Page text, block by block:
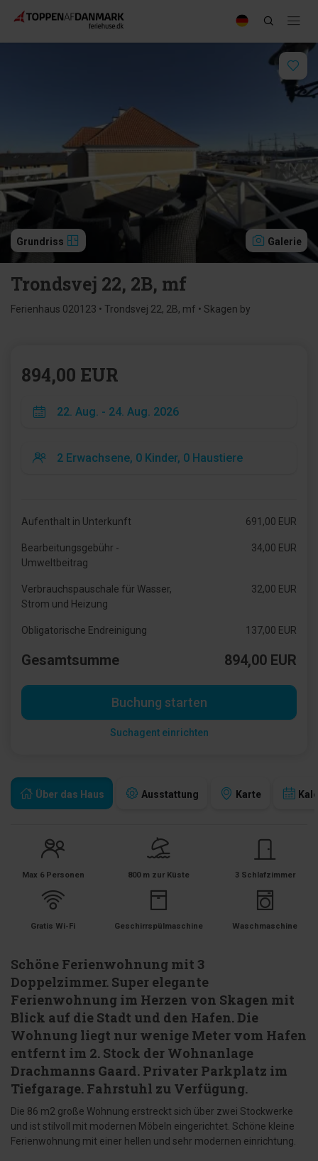
Grundriss Galerie
Trondsvej 22, 2B, mf
Ferienhaus 020123 • Trondsvej 22, 2B, mf • Skagen by
Über das Haus Ausstattung Karte
Max 6 Personen 800 m zur Küste 3 Schlafzimmer
Gratis Wi-Fi Geschirrspülmaschine Waschmaschine
Schöne Ferienwohnung mit 3
Doppelzimmer. Super elegante
Ferienwohnung im Herzen von Skagen mit
Blick auf die Stadt und den Hafen. Die
Wohnung liegt nur wenige Meter vom Hafen
entfernt im 2. Stock der Wohnanlage
Drachmanns Gaard. Privater Parkplatz im
Tiefgarage. Fahrstuhl zu Verfügung.
Die 86 m2 große Wohnung erstreckt sich über zwei Stockwerke
und ist stilvoll mit modernen Möbeln eingerichtet. Schöne kleine
Ferienwohnung mit einer hellen und sehr modernen einrichtung.
894,00 EUR
Aufenthalt in Unterkunft 691,00 EUR
Bearbeitungsgebühr -
Umweltbeitrag
34,00 EUR
Verbrauchspauschale für Wasser,
Strom und Heizung
32,00 EUR
Obligatorische Endreinigung 137,00 EUR
Gesamtsumme 894,00 EUR
Buchung starten
Suchagent einrichten